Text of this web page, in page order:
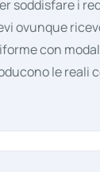
soddisfare i
ovunque
con
le reali